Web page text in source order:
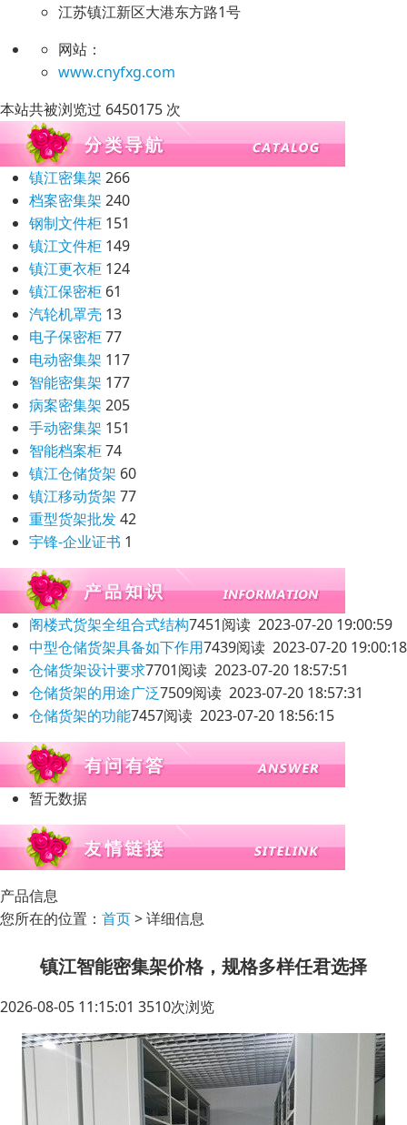
江苏镇江新区大港东方路1号
网站：
www.cnyfxg.com
本站共被浏览过 6450175 次
镇江密集架 266
档案密集架 240
钢制文件柜 151
镇江文件柜 149
镇江更衣柜 124
镇江保密柜 61
汽轮机罩壳 13
电子保密柜77
电动密集架 117
智能密集架 177
病案密集架 205
手动密集架 151
智能档案柜74
镇江仓储货架 60
镇江移动货架 77
重型货架批发42
宇锋-企业证书 1
阁楼式货架全组合式结构7451阅读 2023-07-20 19:00:59
中型仓储货架具备如下作用7439阅读 2023-07-20 19:00:18
仓储货架设计要求7701阅读 2023-07-20 18:57:51
仓储货架的用途广泛7509阅读 2023-07-20 18:57:31
仓储货架的功能7457阅读 2023-07-20 18:56:15
暂无数据
产品信息
您所在的位置： 首页> 详细信息
镇江智能密集架价格，规格多样任君选择
2026-08-05 11:15:01 3510次浏览